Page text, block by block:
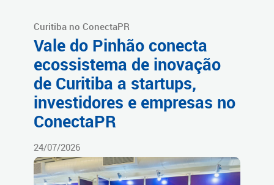
Curitiba no ConectaPR
Vale do Pinhão conecta
ecossistema de inovação
de Curitiba a startups,
investidores e empresas no
ConectaPR
24/07/2026